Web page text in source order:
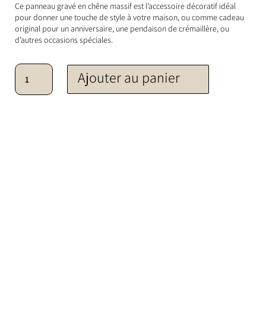
Ce panneau gravé en chêne massif est l’accessoire décoratif idéal
pour donner une touche de style à votre maison, ou comme cadeau
original pour un anniversaire, une pendaison de crémaillère, ou
d’autres occasions spéciales.
quantité de Panneau
Ajouter au panier